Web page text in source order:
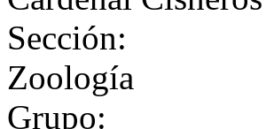
Sección:
Zoología
Grupo: